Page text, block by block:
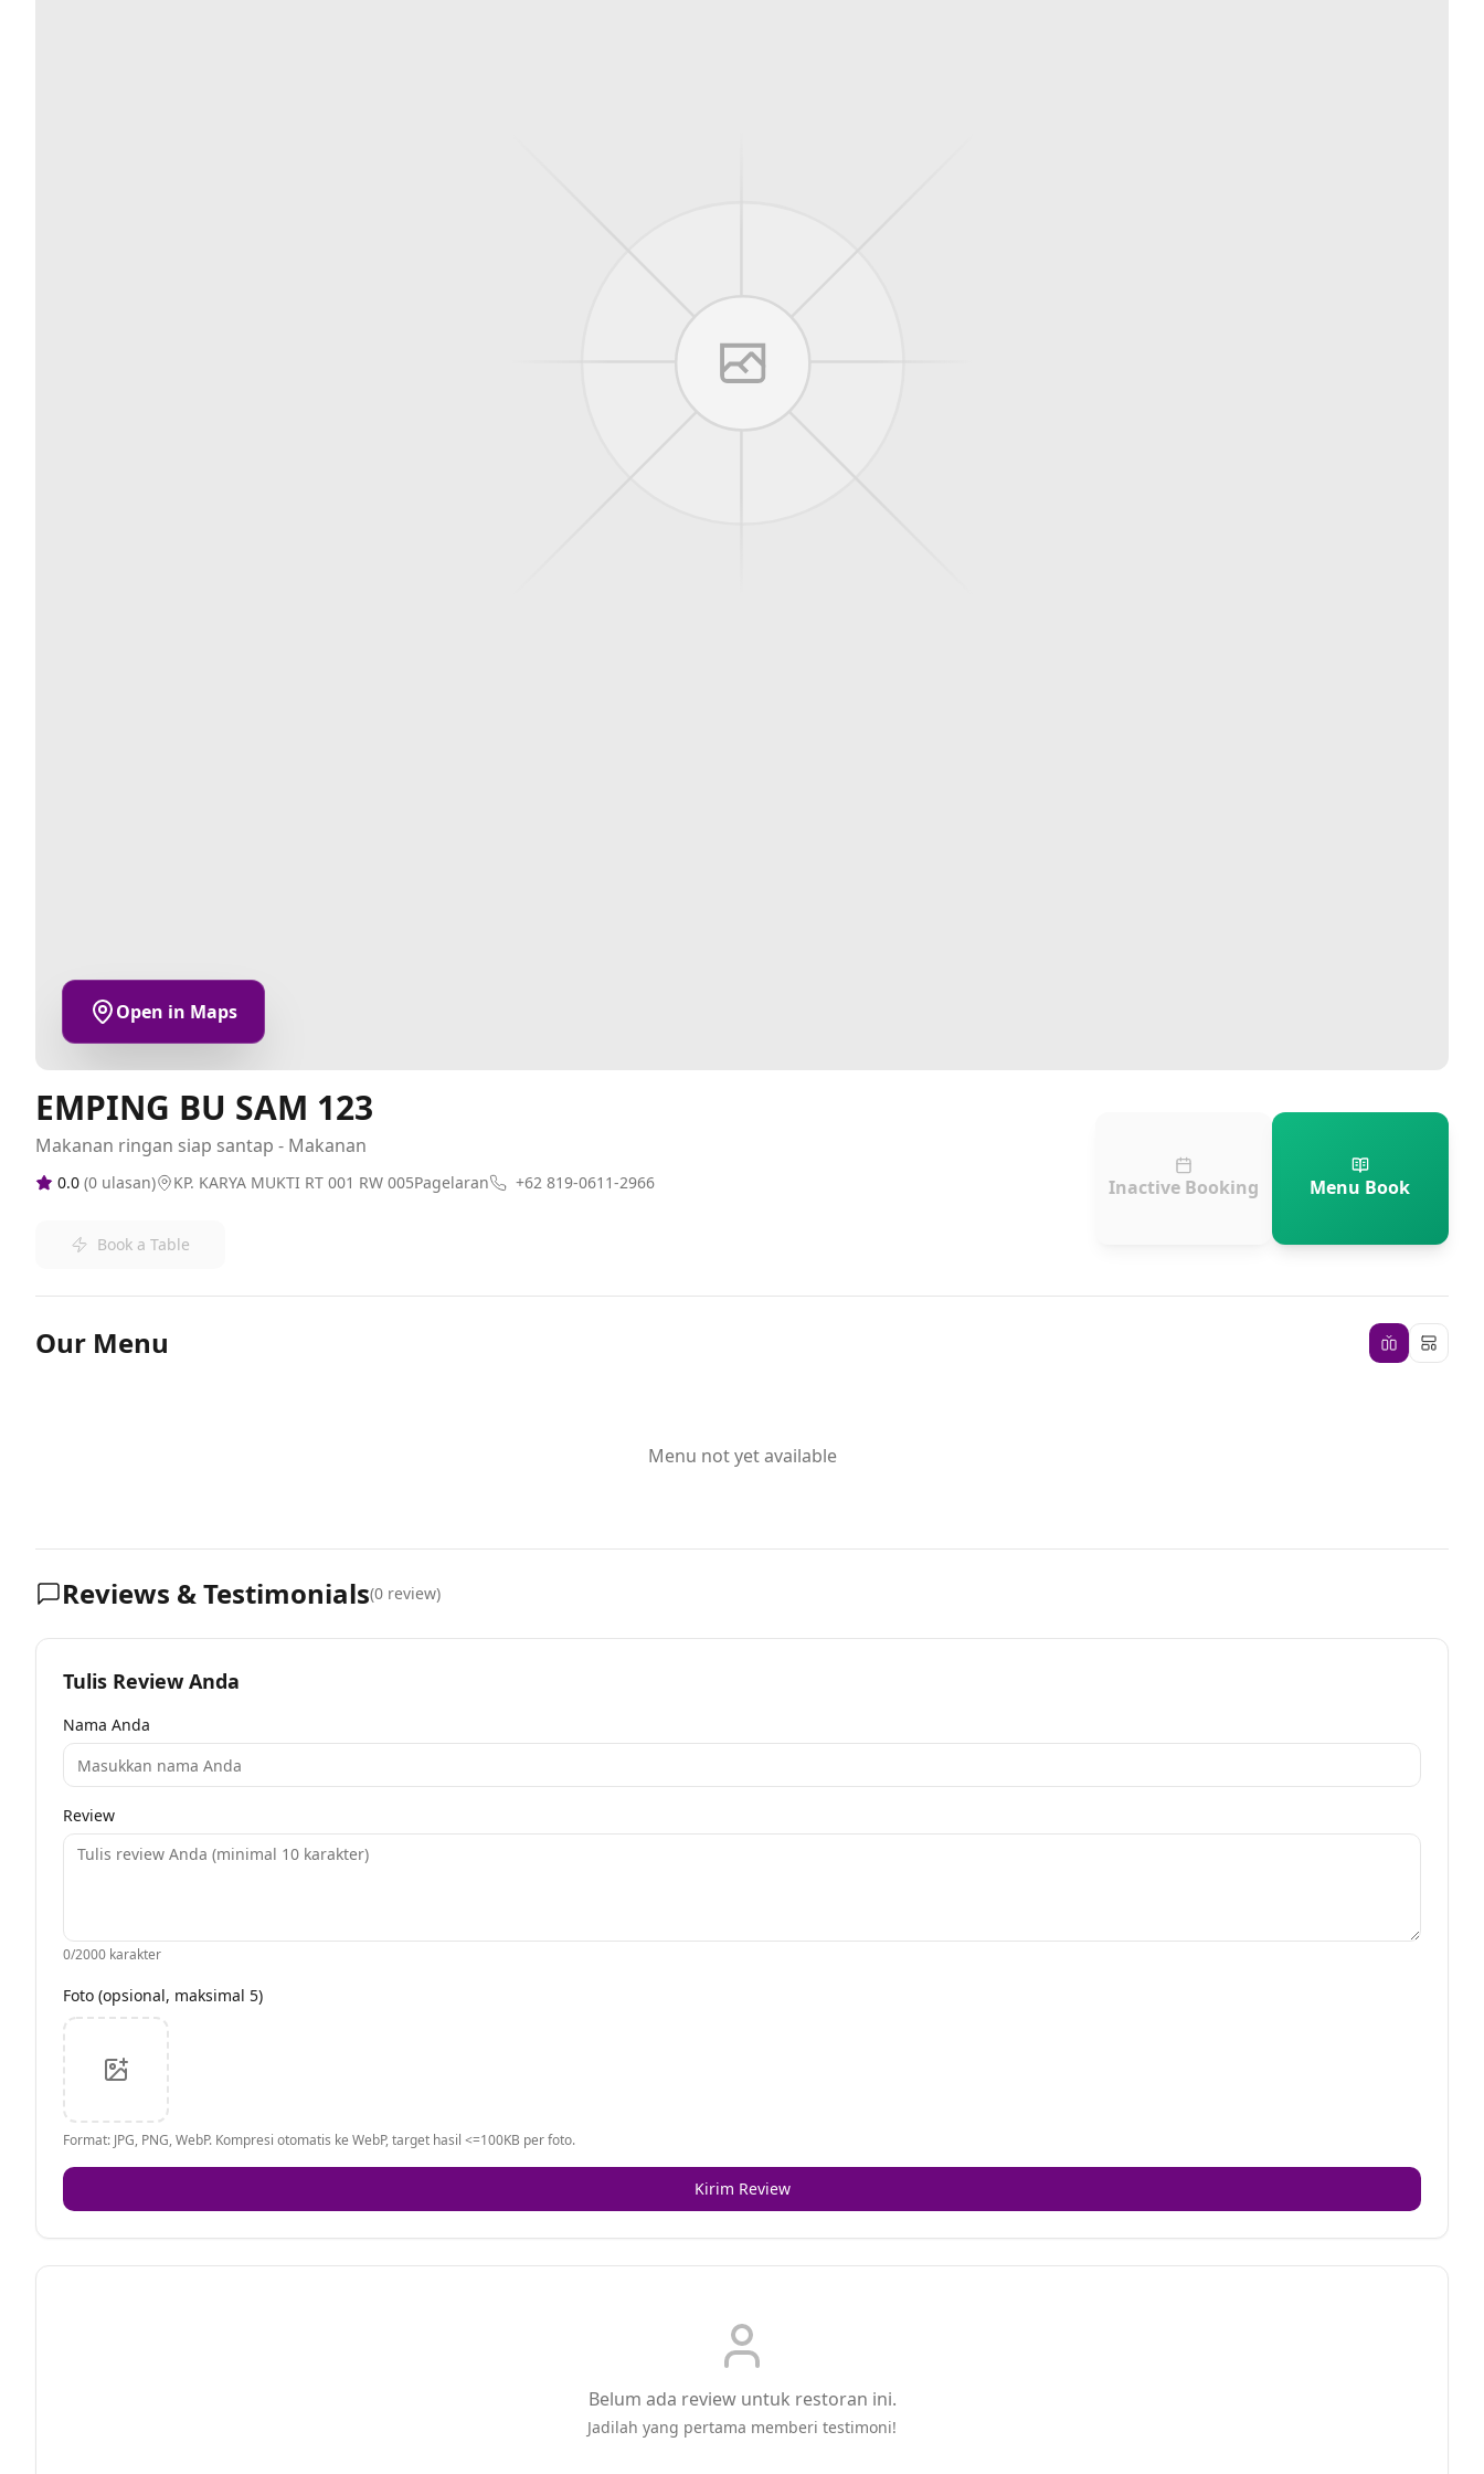
Open in Maps
EMPING BU SAM 123
Makanan ringan siap santap - Makanan
0.0 (0 ulasan) KP. KARYA MUKTI RT 001 RW 005Pagelaran +62 819-0611-2966
Book a Table
Inactive Booking Menu Book
Our Menu
Menu not yet available
Reviews & Testimonials(0 review)
Tulis Review Anda
Nama Anda
Review
0/2000 karakter
Foto (opsional, maksimal 5)
Format: JPG, PNG, WebP. Kompresi otomatis ke WebP, target hasil <=100KB per foto.
Kirim Review
Belum ada review untuk restoran ini.
Jadilah yang pertama memberi testimoni!